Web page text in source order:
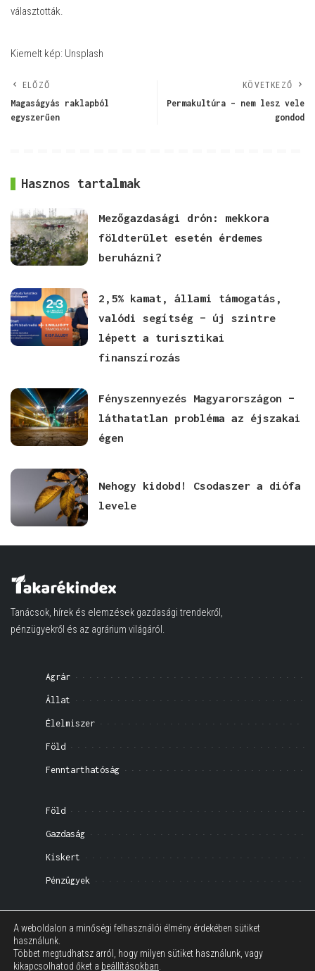
választották.
Kiemelt kép: Unsplash
ELŐZŐ
Magaságyás raklapból
egyszerűen
KÖVETKEZŐ
Permakultúra – nem lesz vele
gondod
Hasznos tartalmak
Mezőgazdasági drón: mekkora
földterület esetén érdemes
beruházni?
2,5% kamat, állami támogatás,
valódi segítség – új szintre
lépett a turisztikai
finanszírozás
Fényszennyezés Magyarországon –
láthatatlan probléma az éjszakai
égen
Nehogy kidobd! Csodaszer a diófa
levele
Tanácsok, hírek és elemzések gazdasági trendekről,
pénzügyekről és az agrárium világáról.
Agrár
Állat
Élelmiszer
Föld
Fenntarthatóság
Föld
Gazdaság
Kiskert
Pénzügyek
Impresszum
Általános Szerződési Feltételek
A weboldalon a minőségi felhasználói élmény érdekében sütiket
használunk.
Többet megtudhatsz arról, hogy milyen sütiket használunk, vagy
kikapcsolhatod őket a beállításokban